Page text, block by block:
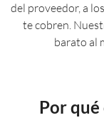
del proveedor, a
te cobren.
barato al
Por